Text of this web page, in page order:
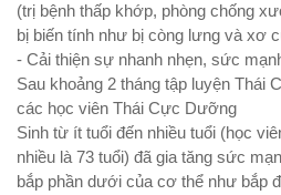
(trị bệnh thấp khớp, phòng chống
bị biến tính như bị còng lưng và xơ
- Cải thiện sự nhanh nhẹn, sức
Sau khoảng 2 tháng tập luyện Thái
các học viên Thái Cực Dưỡng
Sinh từ ít tuổi đến nhiều tuổi (học
nhiều là 73 tuổi) đã gia tăng sức
bắp phần dưới của cơ thể như bắp